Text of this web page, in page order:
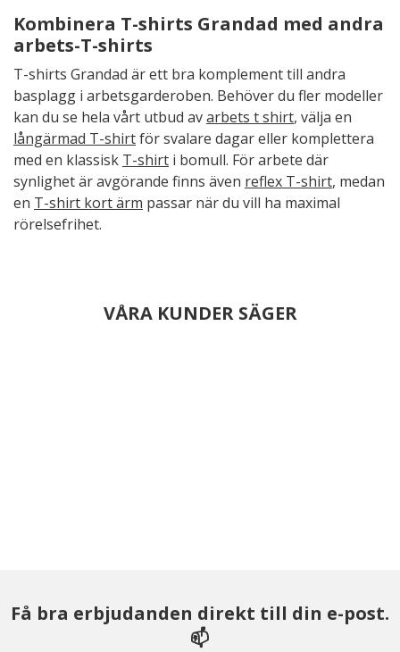
Kombinera T-shirts Grandad med andra
arbets-T-shirts
T-shirts Grandad är ett bra komplement till andra
basplagg i arbetsgarderoben. Behöver du fler modeller
kan du se hela vårt utbud avarbets t shirt, välja en
långärmad T-shirtför svalare dagar eller komplettera
med en klassisk T-shirt i bomull. För arbete där
synlighet är avgörande finns även reflex T-shirt, medan
en T-shirt kort ärm passar när du vill ha maximal
rörelsefrihet.
VÅRA KUNDER SÄGER
Få bra erbjudanden direkt till din e-post.
📫